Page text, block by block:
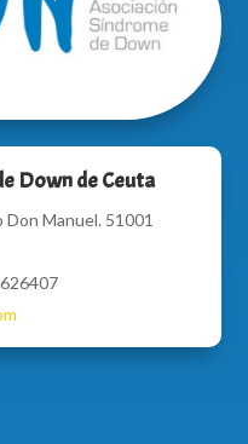
Down de Ceuta
Don Manuel. 51001